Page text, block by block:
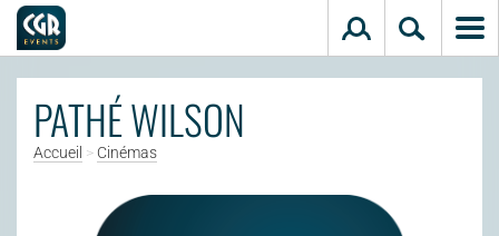
Aller au contenu principal
PATHÉ WILSON
Accueil > Cinémas